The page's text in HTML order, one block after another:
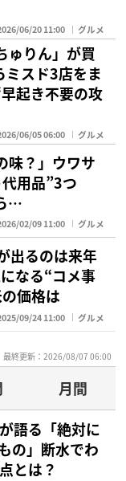
06/20 11:00 グルメ
ゅりん」が買
ミスド3店をま
起き不要の攻
06/05 06:00 グルメ
味？」ウワサ
代用品”3つ
…
02/09 11:00 グルメ
出るのは来年
なる“コメ事
価格は
09/24 11:00 グルメ
最終更新：2026/08/07 06:00
月間
語る「絶対に
の」断水でわ
とは？